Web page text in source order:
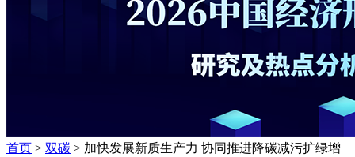
首页 > 双碳 > 加快发展新质生产力 协同推进降碳减污扩绿增